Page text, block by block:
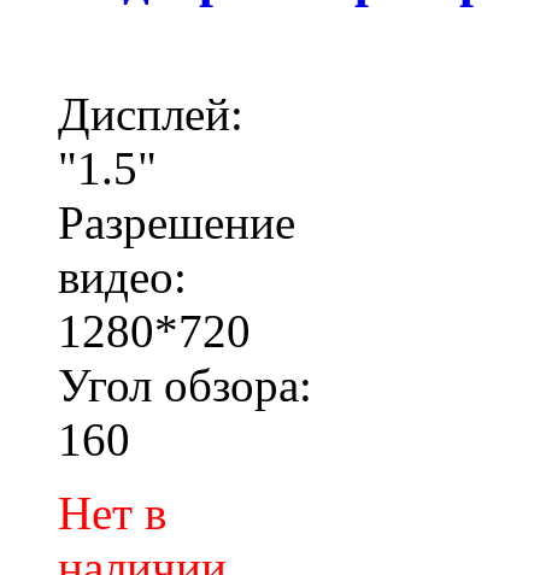
Дисплей:
"1.5"
Разрешение
видео:
1280*720
Угол обзора:
160
Нет в